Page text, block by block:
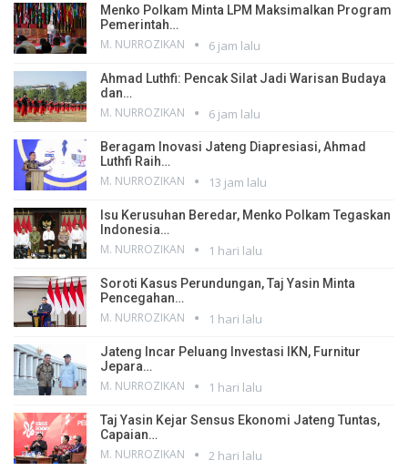
Menko Polkam Minta LPM Maksimalkan Program
Pemerintah…
M. NURROZIKAN 6 jam lalu
Ahmad Luthfi: Pencak Silat Jadi Warisan Budaya
dan…
M. NURROZIKAN 6 jam lalu
Beragam Inovasi Jateng Diapresiasi, Ahmad
Luthfi Raih…
M. NURROZIKAN 13 jam lalu
Isu Kerusuhan Beredar, Menko Polkam Tegaskan
Indonesia…
M. NURROZIKAN 1 hari lalu
Soroti Kasus Perundungan, Taj Yasin Minta
Pencegahan…
M. NURROZIKAN 1 hari lalu
Jateng Incar Peluang Investasi IKN, Furnitur
Jepara…
M. NURROZIKAN 1 hari lalu
Taj Yasin Kejar Sensus Ekonomi Jateng Tuntas,
Capaian…
M. NURROZIKAN 2 hari lalu